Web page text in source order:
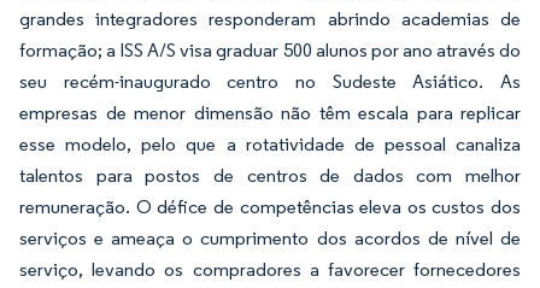
grandes integradores responderam abrindo academias de
formação; a ISS A/S visa graduar 500 alunos por ano através do
seu recém-inaugurado centro no Sudeste Asiático. As
empresas de menor dimensão não têm escala para replicar
esse modelo, pelo que a rotatividade de pessoal canaliza
talentos para postos de centros de dados com melhor
remuneração. O défice de competências eleva os custos dos
serviços e ameaça o cumprimento dos acordos de nível de
serviço, levando os compradores a favorecer fornecedores